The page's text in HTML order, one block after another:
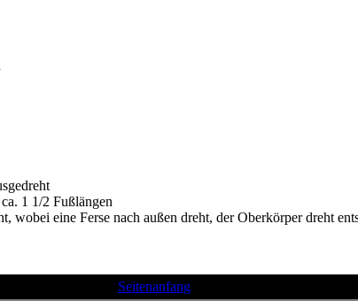
1 1/2 Fußlängen
wobei eine Ferse nach außen dreht, der Oberkörper dreht
Seitenanfang